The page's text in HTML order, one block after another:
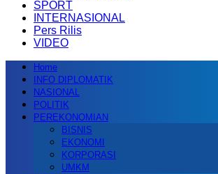
SPORT
INTERNASIONAL
Pers Rilis
VIDEO
Home
INFO DIPLOMATIK
NASIONAL
POLITIK
PEREKONOMIAN
BISNIS
EKONOMI
KORPORASI
UMKM